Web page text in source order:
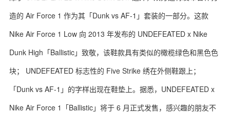
球 鞋
生 活
造的 Air Force 1 作为其「Dunk vs AF-1」套装的一部分。这款
Nike Air Force 1 Low 向 2013 年发布的 UNDEFEATED x Nike
Dunk High「Ballistic」致敬，该鞋款具有类似的橄榄绿色和黑色色
块； UNDEFEATED 标志性的 Five Strike 绣在外侧鞋跟上；
「Dunk vs AF-1」的字样出现在鞋垫上。据悉，UNDEFEATED x
Nike Air Force 1「Ballistic」将于 6 月正式发售，感兴趣的朋友不